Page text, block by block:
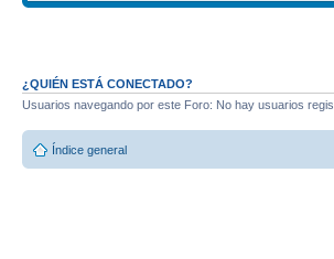
¿QUIÉN ESTÁ CONECTADO?
Usuarios navegando por este Foro: No hay usuarios
Índice general